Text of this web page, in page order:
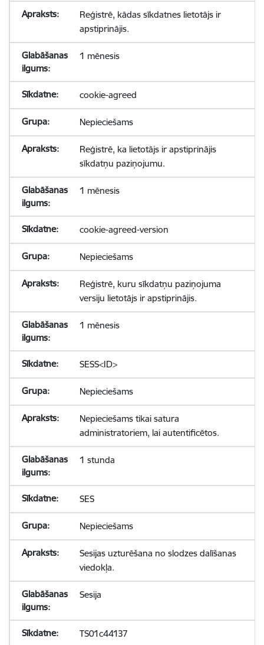
Reģistrē, kādas sīkdatnes lietotājs ir
apstiprinājis.
1 mēnesis
cookie-agreed
Nepieciešams
Reģistrē, ka lietotājs ir apstiprinājis
sīkdatņu paziņojumu.
1 mēnesis
cookie-agreed-version
Nepieciešams
Reģistrē, kuru sīkdatņu paziņojuma
versiju lietotājs ir apstiprinājis.
1 mēnesis
SESS<ID>
Nepieciešams
Nepieciešams tikai satura
administratoriem, lai autentificētos.
1 stunda
SES
Nepieciešams
Sesijas uzturēšana no slodzes dalīšanas
viedokļa.
Sesija
TS01c44137